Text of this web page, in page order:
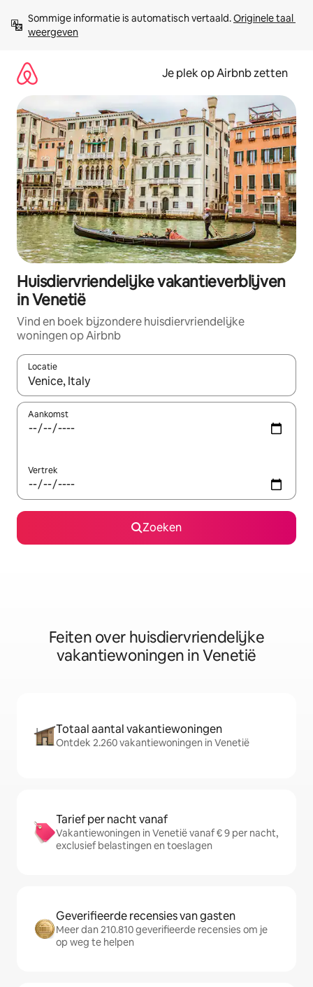
direct
naar
Sommige informatie is automatisch vertaald. Originele taal
weergeven
Je plek op Airbnb zetten
Huisdiervriendelijke vakantieverblijven
in Venetië
Vind en boek bijzondere huisdiervriendelijke
woningen op Airbnb
Locatie
Wanneer er resultaten beschikbaar zijn, maak je een keuze
Aankomst
Vertrek
Zoeken
Feiten over huisdiervriendelijke
vakantiewoningen in Venetië
Totaal aantal vakantiewoningen
Ontdek 2.260 vakantiewoningen in Venetië
Tarief per nacht vanaf
Vakantiewoningen in Venetië vanaf € 9 per nacht,
exclusief belastingen en toeslagen
Geverifieerde recensies van gasten
Meer dan 210.810 geverifieerde recensies om je
op weg te helpen